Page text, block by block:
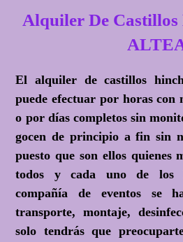
Alquiler De Castillos
El alquiler de castillos
puede efectuar por horas con
o por días completos sin
gocen de principio a fin sin
puesto que son ellos quienes
todos y cada uno de los
compañía de eventos se
transporte, montaje,
solo tendrás que